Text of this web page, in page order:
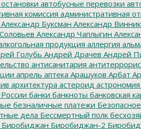
автобусные перевозки
комиссия административная
Александр Буксман Александр
Александр Чаплыгин
продукция аллергия
Голубь Андрей Драчев Андрей
антисанитария
апрель аптека Арашуков Арбат
архитектура астероид астрономия
банки банкноты банковская
безналичные платежи
дела Бессмертный полк
Биробиджан Биробиджан-2